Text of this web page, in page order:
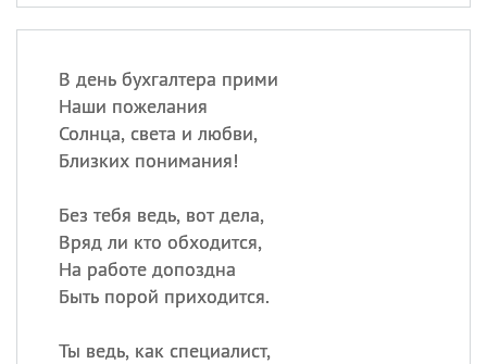
В день бухгалтера прими
Наши пожелания
Солнца, света и любви,
Близких понимания!
Без тебя ведь, вот дела,
Вряд ли кто обходится,
На работе допоздна
Быть порой приходится.
Ты ведь, как специалист,